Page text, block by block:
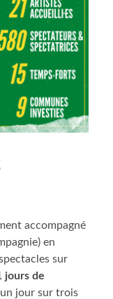
accompagné
en
sur
jours de
un jour sur trois